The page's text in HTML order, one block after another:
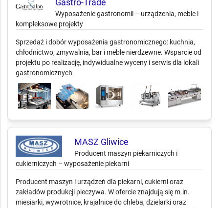
Gastro-Trade
Wyposażenie gastronomii – urządzenia, meble i
kompleksowe projekty
Sprzedaż i dobór wyposażenia gastronomicznego: kuchnia,
chłodnictwo, zmywalnia, bar i meble nierdzewne. Wsparcie od
projektu po realizację, indywidualne wyceny i serwis dla lokali
gastronomicznych.
MASZ Gliwice
Producent maszyn piekarniczych i
cukierniczych – wyposażenie piekarni
Producent maszyn i urządzeń dla piekarni, cukierni oraz
zakładów produkcji pieczywa. W ofercie znajdują się m.in.
miesiarki, wywrotnice, krajalnice do chleba, dzielarki oraz